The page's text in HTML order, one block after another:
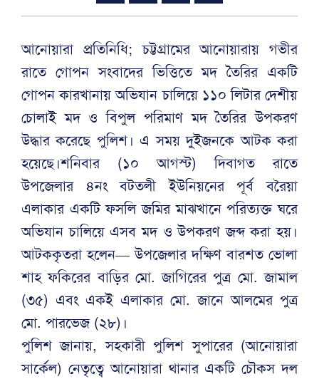
আনোয়ারা প্রতিনিধি; চট্টগ্রামের আনোয়ারায় গভীর
রাতে গোপন সংবাদের ভিত্তিতে মদ তৈরির একটি
গোপন কারখানায় অভিযান চালিয়ে ১১০ লিটার দেশীয়
চোলাই মদ ও বিপুল পরিমাণ মদ তৈরির উপকরণ
উদ্ধার করেছে পুলিশ। এ সময় দুইজনকে আটক করা
হয়েছে।শনিবার (১০ আগস্ট) দিবাগত রাতে
উপজেলার ৪নং বটতলী ইউনিয়নের পূর্ব বরৈয়া
এলাকার একটি ফসলি জমির মাঝখানে পরিত্যক্ত ঘরে
অভিযান চালিয়ে এসব মদ ও উপকরণ জব্দ করা হয়।
আটককৃতরা হলেন— উপজেলার দক্ষিণ বারশত ভোলা
শাহ ফকিরের বাড়ির মো. জাগিরের পুত্র মো. জামাল
(৩৫) এবং একই এলাকার মো. জানে আলমের পুত্র
মো. পারভেজ (২৮)।
পুলিশ জানায়, সহকারী পুলিশ সুপারের (আনোয়ারা
সার্কেল) নেতৃত্বে আনোয়ারা থানার একটি চৌকস দল